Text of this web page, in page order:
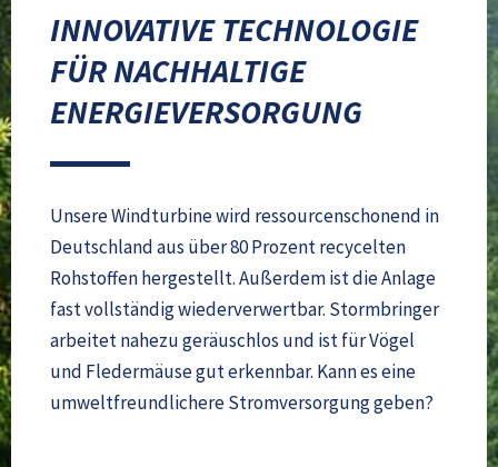
INNOVATIVE TECHNOLOGIE
FÜR NACHHALTIGE
ENERGIEVERSORGUNG
Unsere Windturbine wird ressourcenschonend in
Deutschland aus über 80 Prozent recycelten
Rohstoffen hergestellt. Außerdem ist die Anlage
fast vollständig wiederverwertbar. Stormbringer
arbeitet nahezu geräuschlos und ist für Vögel
und Fledermäuse gut erkennbar. Kann es eine
umweltfreundlichere Stromversorgung geben?